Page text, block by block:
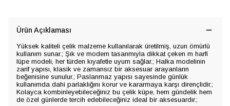
Ürün Açıklaması
Yüksek kaliteli çelik malzeme kullanılarak üretilmiş, uzun ömürlü
kullanım sunar.; Şık ve modern tasarımıyla dikkat çeken m harfi
lüpe modeli, her türden kıyafetle uyum sağlar.; Halka modelinin
zarif yapısı, klasik ve zamansız bir aksesuar arayanların
beğenisine sunulur.; Paslanmaz yapısı sayesinde günlük
kullanımda dahi parlaklığını korur ve kararmaya karşı dirençlidir.;
Kolayca kombinleyebileceğiniz bu çelik küpe, hem gündelik hem
de özel günlerde tercih edebileceğiniz ideal bir aksesuardır.;